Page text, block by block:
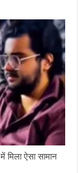
ऐसा सामान